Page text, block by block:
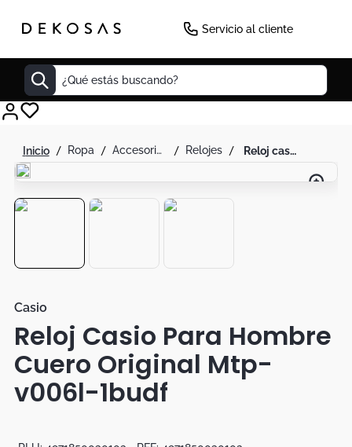
Servicio al cliente
¿Qué estás buscando?
ropa accesorios de moda relojes reloj casio para hombre cuero original mtp-v006l-1budf
Casio
Reloj Casio Para Hombre
Cuero Original Mtp-
v006l-1budf
Decoracion
Sillas
Lamparas
Duvet
Botas
Dko